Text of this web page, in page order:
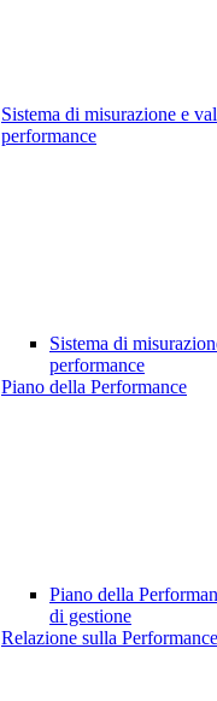
Sistema di misurazione e
performance
Sistema di
performance
Piano della Performance
Piano della
di gestione
Relazione sulla Performance